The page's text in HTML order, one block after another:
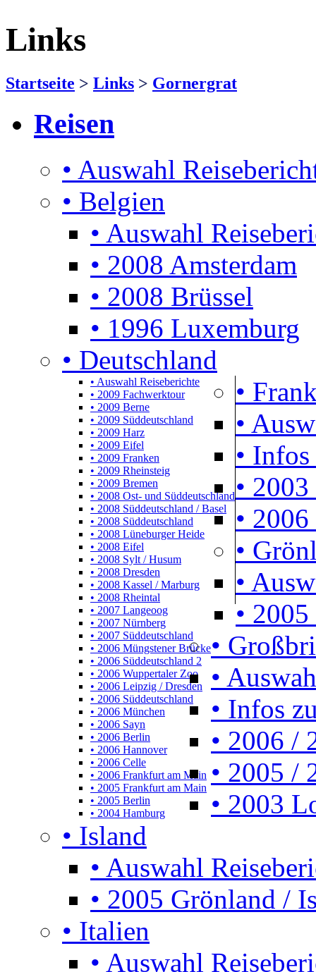
Links
Startseite > Links > Gornergrat
Reisen
• Auswahl
• Belgien
• Auswahl
• 2008 Amsterdam
• 2008 Brüssel
• 1996 Luxemburg
• Deutschland
• Auswahl Reiseberichte
• 2009 Fachwerktour
• 2009 Berne
• 2009 Süddeutschland
• 2009 Harz
• 2009 Eifel
• 2009 Franken
• 2009 Rheinsteig
• 2009 Bremen
• 2008 Ost- und Süddeutschland
• 2008 Süddeutschland / Basel
• 2008 Süddeutschland
• 2008 Lüneburger Heide
• 2008 Eifel
• 2008 Sylt / Husum
• 2008 Dresden
• 2008 Kassel / Marburg
• 2008 Rheintal
• 2007 Langeoog
• 2007 Nürnberg
• 2007 Süddeutschland
• 2006 Müngstener Brücke
• 2006 Süddeutschland 2
• 2006 Wuppertaler Zoo
• 2006 Leipzig / Dresden
• 2006 Süddeutschland
• 2006 München
• 2006 Sayn
• 2006 Berlin
• 2006 Hannover
• 2006 Celle
• 2006 Frankfurt am Main
• 2005 Frankfurt am Main
• 2005 Berlin
• 2004 Hamburg
•
•
•
•
•
•
•
•
•
•
• Infos
• 2006 /
• 2005 /
• 2003
• Island
• Auswahl
• 2005 Grönland /
• Italien
• Auswahl